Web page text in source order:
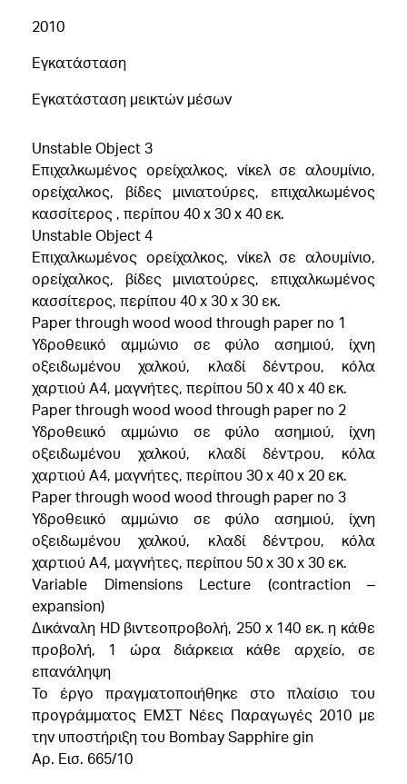
2010
Εγκατάσταση
Εγκατάσταση μεικτών μέσων
Unstable Object 3
Επιχαλκωμένος ορείχαλκος, νίκελ σε αλουμίνιο,
ορείχαλκος, βίδες μινιατούρες, επιχαλκωμένος
κασσίτερος , περίπου 40 x 30 x 40 εκ.
Unstable Object 4
Επιχαλκωμένος ορείχαλκος, νίκελ σε αλουμίνιο,
ορείχαλκος, βίδες μινιατούρες, επιχαλκωμένος
κασσίτερος, περίπου 40 x 30 x 30 εκ.
Paper through wood wood through paper no 1
Υδροθειικό αμμώνιο σε φύλο ασημιού, ίχνη
οξειδωμένου χαλκού, κλαδί δέντρου, κόλα
χαρτιού Α4, μαγνήτες, περίπου 50 x 40 x 40 εκ.
Paper through wood wood through paper no 2
Υδροθειικό αμμώνιο σε φύλο ασημιού, ίχνη
οξειδωμένου χαλκού, κλαδί δέντρου, κόλα
χαρτιού Α4, μαγνήτες, περίπου 30 x 40 x 20 εκ.
Paper through wood wood through paper no 3
Υδροθειικό αμμώνιο σε φύλο ασημιού, ίχνη
οξειδωμένου χαλκού, κλαδί δέντρου, κόλα
χαρτιού Α4, μαγνήτες, περίπου 50 x 30 x 30 εκ.
Variable Dimensions Lecture (contraction –
expansion)
Δικάναλη ΗD βιντεοπροβολή, 250 x 140 εκ. η κάθε
προβολή, 1 ώρα διάρκεια κάθε αρχείο, σε
επανάληψη
To έργο πραγματοποιήθηκε στο πλαίσιο του
προγράμματος ΕΜΣΤ Νέες Παραγωγές 2010 με
την υποστήριξη του Bombay Sapphire gin
Αρ. Εισ. 665/10